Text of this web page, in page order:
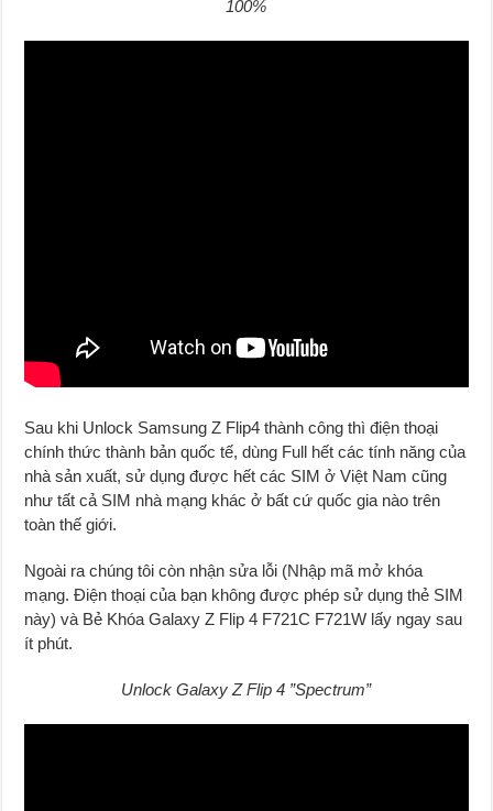
100%
Sau khi Unlock Samsung Z Flip4 thành công thì điện thoại
chính thức thành bản quốc tế, dùng Full hết các tính năng của
nhà sản xuất, sử dụng được hết các SIM ở Việt Nam cũng
như tất cả SIM nhà mạng khác ở bất cứ quốc gia nào trên
toàn thế giới.
Ngoài ra chúng tôi còn nhận sửa lỗi (Nhập mã mở khóa
mạng. Điện thoại của bạn không được phép sử dụng thẻ SIM
này) và Bẻ Khóa Galaxy Z Flip 4 F721C F721W lấy ngay sau
ít phút.
Unlock Galaxy Z Flip 4 ”Spectrum”